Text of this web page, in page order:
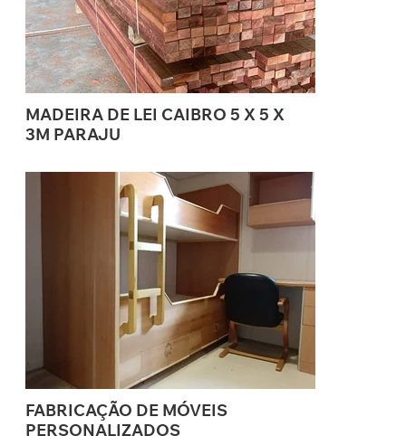
MADEIRA DE LEI CAIBRO 5 X 5 X
3M PARAJU
FABRICAÇÃO DE MÓVEIS
PERSONALIZADOS